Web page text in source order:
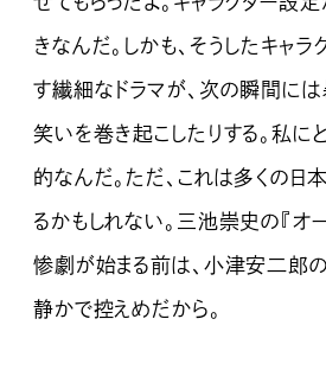
きなんだ。しかも、そうしたキャ
す繊細なドラマが、次の瞬間には
笑いを巻き起こしたりする。私に
的なんだ。ただ、これは多くの日
るかもしれない。三池崇史の『オ
惨劇が始まる前は、小津安二郎
静かで控えめだから。